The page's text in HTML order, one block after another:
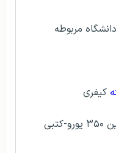
مربوطه
کیفری
پرداخت هزینه‌های ویزا: آنلاین ۳۵۰ یورو-کتبی